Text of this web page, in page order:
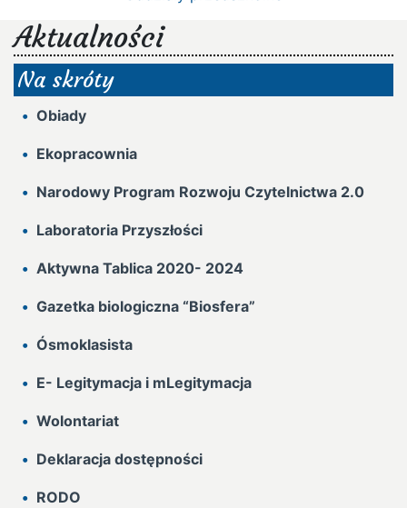
Aktualności
Na skróty
Obiady
Ekopracownia
Narodowy Program Rozwoju Czytelnictwa 2.0
Laboratoria Przyszłości
Aktywna Tablica 2020- 2024
Gazetka biologiczna “Biosfera”
Ósmoklasista
E- Legitymacja i mLegitymacja
Wolontariat
Deklaracja dostępności
RODO